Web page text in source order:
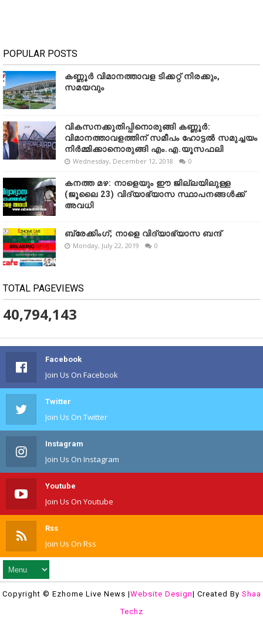
POPULAR POSTS
കണ്ണൂർ വിമാനത്താവള ടിക്കറ്റ് നിരക്കും,
സമയവും
വികസനക്കുതിപ്പിനൊരുങ്ങി കണ്ണൂർ:
വിമാനത്താവളത്തിന് സമീപം ഹോട്ടൽ സമുച്ചയം
നിർമ്മിക്കാനൊരുങ്ങി എം.എ.യൂസഫലി
Wednesday, December 12, 2018 0
കനത്ത മഴ: നാളെയും ഈ ജില്ലയിലുള്ള
(ജൂലൈ 23) വിദ്യാഭ്യാസ സ്ഥാപനങ്ങൾക്ക്
അവധി
ബ്രേക്കിംഗ്; നാളെ വിദ്യാഭ്യാസ ബന്ദ്
Monday, July 22, 2019 0
TOTAL PAGEVIEWS
40,794,143
Facebook
Join Us On Facebook
Twitter
Join Us On Twitter
Instagram
Join Us On Instagram
Youtube
Join Us On Youtube
Rss
Join Us On Rss
Copyright © Ezhome Live News |Website Design| Created By Shaa
Techz